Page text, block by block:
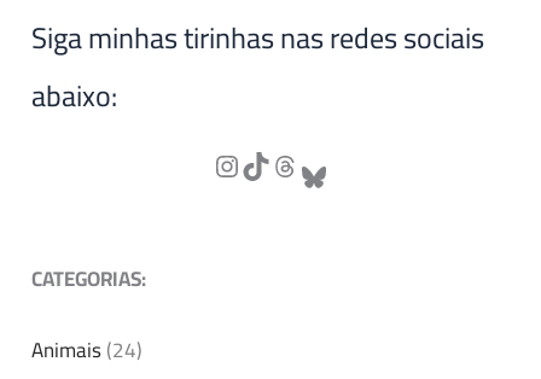
Siga minhas tirinhas nas redes sociais
abaixo:
CATEGORIAS:
Animais(24)